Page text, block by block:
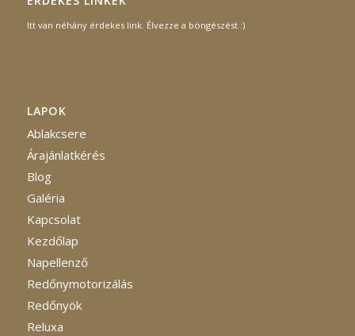
Itt van néhány érdekes link. Élvezze a böngészést :)
LAPOK
Ablakcsere
Árajánlatkérés
Blog
Galéria
Kapcsolat
Kezdőlap
Napellenző
Redőnymotorizálás
Redőnyök
Reluxa